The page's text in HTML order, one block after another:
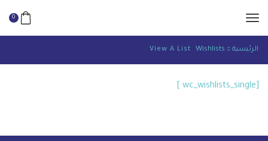
0
الرئيسية Wishlists
View A List
[wc_wishlists_single ]